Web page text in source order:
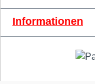
Informationen